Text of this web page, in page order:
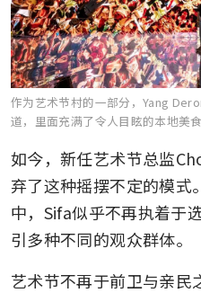
作为艺术节村的一部分，Yang
道，里面充满了令人目眩的本地美
如今，新任艺术节总监
弃了这种摇摆不定的模式
中，Sifa似乎不再执着于
引多种不同的观众群体。
艺术节不再于前卫与亲民